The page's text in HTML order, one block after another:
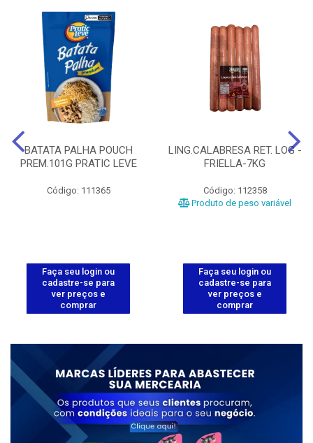
BATATA PALHA POUCH
PREM.101G PRATIC LEVE
Código: 111365
Faça seu login ou
cadastre-se para
ver preços e
comprar
LING.CALABRESA RET. LOG -
FRIELLA-7KG
Código: 112358
Produto de peso variável
Faça seu login ou
cadastre-se para
ver preços e
comprar